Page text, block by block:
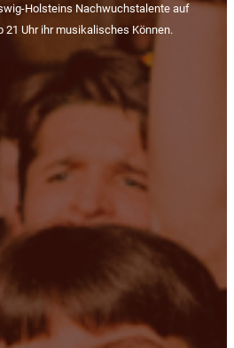
Holsteins Nachwuchstalente auf
21 Uhr ihr musikalisches Können.